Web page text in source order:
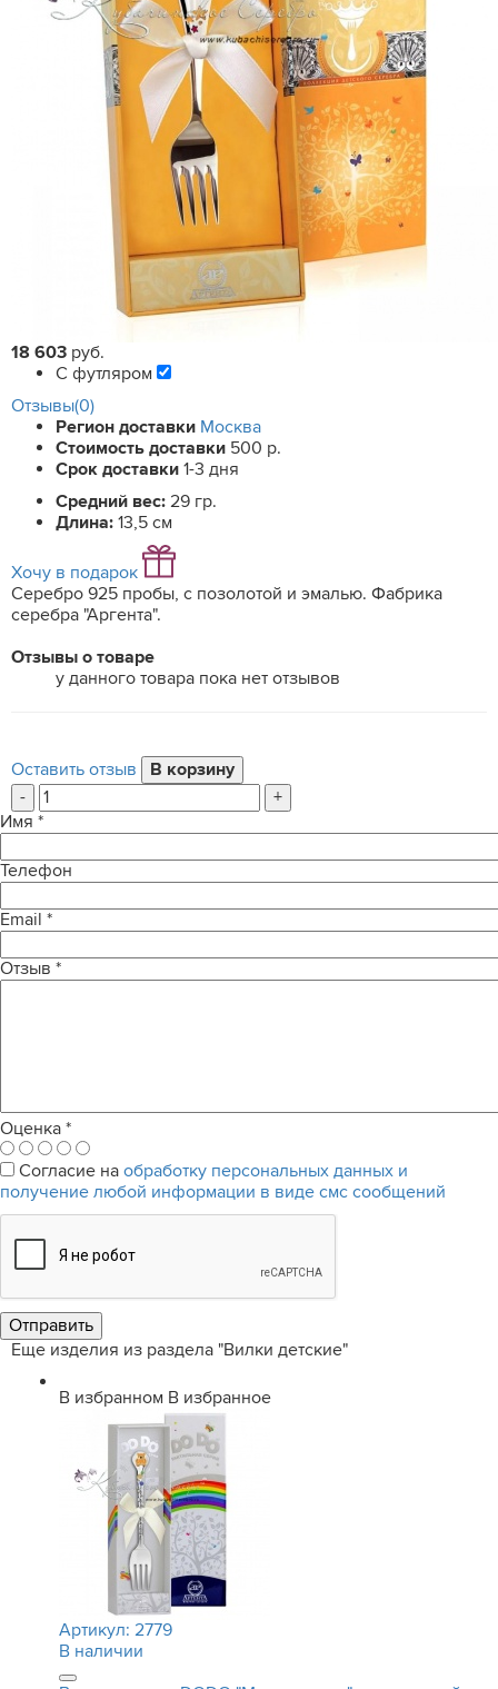
18 603 руб.
С футляром
Отзывы(0)
Регион доставки Москва
Стоимость доставки 500 р.
Срок доставки 1-3 дня
Средний вес: 29 гр.
Длина: 13,5 см
Хочу в подарок
Серебро 925 пробы, с позолотой и эмалью. Фабрика
серебра "Аргента".
Отзывы о товаре
у данного товара пока нет отзывов
Оставить отзыв
-
+
Имя *
Телефон
Email *
Отзыв *
Оценка *
Согласие на обработку персональных данных и
получение любой информации в виде смс сообщений
Еще изделия из раздела "Вилки детские"
В избранном В избранное
Артикул: 2779
В наличии